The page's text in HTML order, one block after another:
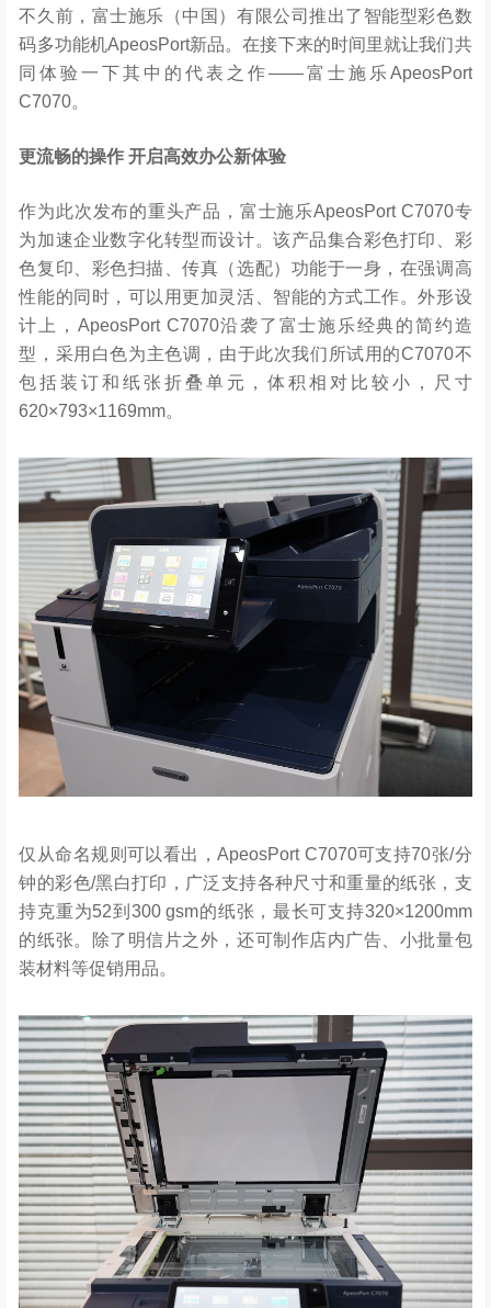
不久前，富士施乐（中国）有限公司推出了智能型彩色数
码多功能机ApeosPort新品。在接下来的时间里就让我们共
同体验一下其中的代表之作——富士施乐ApeosPort
C7070。
更流畅的操作 开启高效办公新体验
作为此次发布的重头产品，富士施乐ApeosPort C7070专
为加速企业数字化转型而设计。该产品集合彩色打印、彩
色复印、彩色扫描、传真（选配）功能于一身，在强调高
性能的同时，可以用更加灵活、智能的方式工作。外形设
计上，ApeosPort C7070沿袭了富士施乐经典的简约造
型，采用白色为主色调，由于此次我们所试用的C7070不
包括装订和纸张折叠单元，体积相对比较小，尺寸
620×793×1169mm。
仅从命名规则可以看出，ApeosPort C7070可支持70张/分
钟的彩色/黑白打印，广泛支持各种尺寸和重量的纸张，支
持克重为52到300 gsm的纸张，最长可支持320×1200mm
的纸张。除了明信片之外，还可制作店内广告、小批量包
装材料等促销用品。